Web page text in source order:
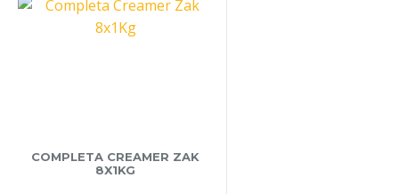
COMPLETA CREAMER ZAK
8X1KG